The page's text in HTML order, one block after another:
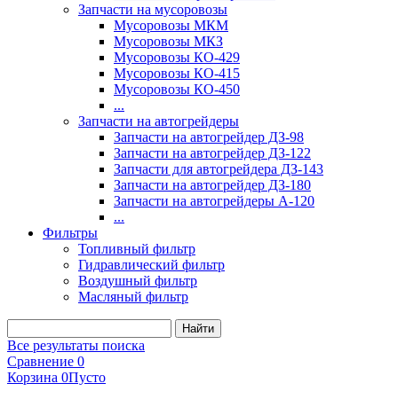
Запчасти на мусоровозы
Мусоровозы МКМ
Мусоровозы МКЗ
Мусоровозы КО-429
Мусоровозы КО-415
Мусоровозы КО-450
...
Запчасти на автогрейдеры
Запчасти на автогрейдер ДЗ-98
Запчасти на автогрейдер ДЗ-122
Запчасти для автогрейдера ДЗ-143
Запчасти на автогрейдер ДЗ-180
Запчасти на автогрейдеры А-120
...
Фильтры
Топливный фильтр
Гидравлический фильтр
Воздушный фильтр
Масляный фильтр
Все результаты поиска
Сравнение 0
Корзина 0Пусто